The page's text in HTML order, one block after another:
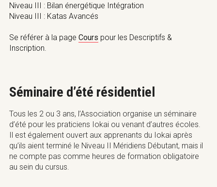
Niveau III : Bilan énergétique Intégration
Niveau III : Katas Avancés
Se référer à la page Cours pour les Descriptifs &
Inscription.
Séminaire d’été résidentiel
Tous les 2 ou 3 ans, l’Association organise un séminaire
d’été pour les praticiens Iokai ou venant d’autres écoles.
Il est également ouvert aux apprenants du Iokai après
qu’ils aient terminé le Niveau II Méridiens Débutant, mais il
ne compte pas comme heures de formation obligatoire
au sein du cursus.